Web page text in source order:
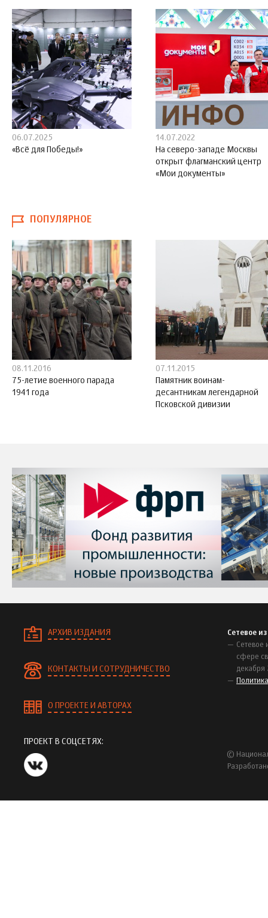
06.07.2025
«Всё для Победы!»
14.07.2022
На северо-западе Москвы
открыт флагманский центр
«Мои документы»
ПОПУЛЯРНОЕ
08.11.2016
75-летие военного парада
1941 года
07.11.2015
Памятник воинам-
десантникам легендарной
Псковской дивизии
АРХИВ ИЗДАНИЯ
КОНТАКТЫ И СОТРУДНИЧЕСТВО
О ПРОЕКТЕ И АВТОРАХ
Сетевое
Сетевое
сфере
декабря
ПРОЕКТ В СОЦСЕТЯХ:
©